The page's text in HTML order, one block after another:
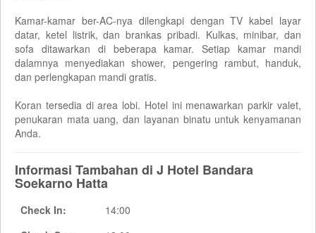
Kamar-kamar ber-AC-nya dilengkapi dengan TV kabel layar
datar, ketel listrik, dan brankas pribadi. Kulkas, minibar, dan
sofa ditawarkan di beberapa kamar. Setiap kamar mandi
dalamnya menyediakan shower, pengering rambut, handuk,
dan perlengkapan mandi gratis.
Koran tersedia di area lobi. Hotel ini menawarkan parkir valet,
penukaran mata uang, dan layanan binatu untuk kenyamanan
Anda.
Informasi Tambahan di J Hotel Bandara
Soekarno Hatta
Check In:
14:00